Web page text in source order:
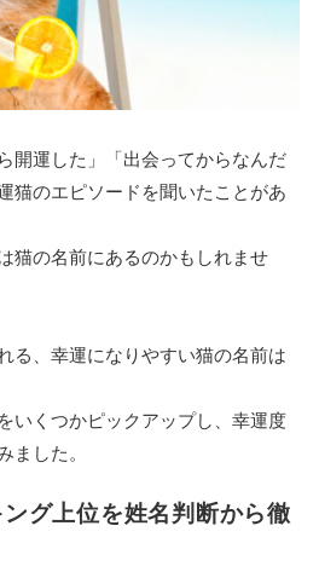
開運した」「出会ってからなんだ
猫のエピソードを聞いたことがあ
猫の名前にあるのかもしれませ
る、幸運になりやすい猫の名前は
いくつかピックアップし、幸運度
ました。
グ上位を姓名判断から徹